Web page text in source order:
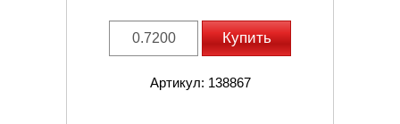
Купить
Артикул: 138867